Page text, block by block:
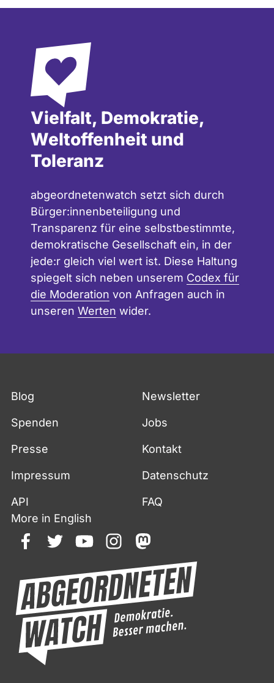
Vielfalt, Demokratie,
Weltoffenheit und
Toleranz
abgeordnetenwatch setzt sich durch
Bürger:innenbeteiligung und
Transparenz für eine selbstbestimmte,
demokratische Gesellschaft ein, in der
jede:r gleich viel wert ist. Diese Haltung
spiegelt sich neben unserem Codex für
die Moderation von Anfragen auch in
unseren Werten wider.
Blog Newsletter
Spenden Jobs
Presse Kontakt
Impressum Datenschutz
API
FAQ
More in English
facebooktwitteryoutubeinstagrammastodon